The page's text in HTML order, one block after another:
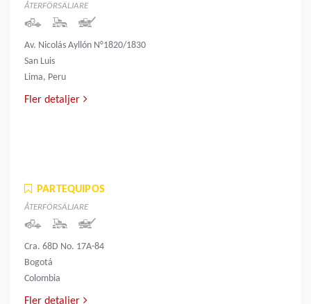
ÅTERFÖRSÄLJARE
Av. Nicolás Ayllón N°1820/1830
San Luis
Lima, Peru
Fler detaljer
PARTEQUIPOS
ÅTERFÖRSÄLJARE
Cra. 68D No. 17A-84
Bogotá
Colombia
Fler detaljer